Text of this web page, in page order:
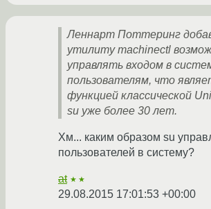
Леннарт Поттеринг
утилиту machinectl
управлять входом в
пользователям, что
функцией классической
su уже более 30 лет.
Хм... каким образом su
пользователей в систему?
at ★★
29.08.2015 17:01:53 +00:00